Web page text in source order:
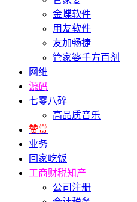
金蝶软件
用友软件
友加畅捷
管家婆千方百剂
网维
源码
七零八碎
高品质音乐
赞赏
业务
回家吃饭
工商财税知产
公司注册